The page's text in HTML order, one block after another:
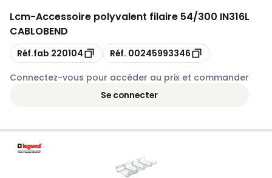
Lcm-Accessoire polyvalent filaire 54/300 IN316L
CABLOBEND
Copie
Réf.fab 220104 Copie
Réf. 00245993346
Connectez-vous pour accéder au prix et commander
Se connecter